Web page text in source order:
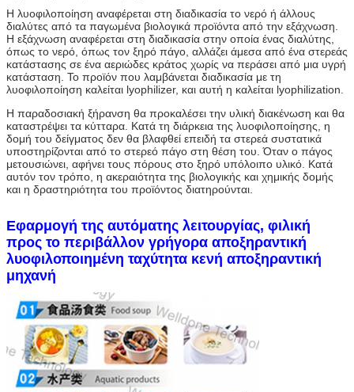
Η λυοφιλοποίηση αναφέρεται στη διαδικασία το νερό ή άλλους
διαλύτες από τα παγωμένα βιολογικά προϊόντα από την εξάχνωση.
Η εξάχνωση αναφέρεται στη διαδικασία στην οποία ένας διαλύτης,
όπως το νερό, όπως τον ξηρό πάγο, αλλάζει άμεσα από ένα στερεάς
κατάστασης σε ένα αεριώδες κράτος χωρίς να περάσει από μια υγρή
κατάσταση. Το προϊόν που λαμβάνεται διαδικασία με τη
λυοφιλοποίηση καλείται lyophilizer, και αυτή η καλείται lyophilization.
Η παραδοσιακή ξήρανση θα προκαλέσει την υλική διακένωση και θα
καταστρέψει τα κύτταρα. Κατά τη διάρκεια της λυοφιλοποίησης, η
δομή του δείγματος δεν θα βλαφθεί επειδή τα στερεά συστατικά
υποστηρίζονται από το στερεό πάγο στη θέση του. Όταν ο πάγος
μετουσιώνει, αφήνει τους πόρους στο ξηρό υπόλοιπο υλικό. Κατά
αυτόν τον τρόπο, η ακεραιότητα της βιολογικής και χημικής δομής
και η δραστηριότητα του προϊόντος διατηρούνται.
Εφαρμογή της αυτόματης λειτουργίας, φιλική
προς το περιβάλλον γρήγορα αποξηραντική
λυοφιλοποιημένη ταχύτητα κενή αποξηραντική
μηχανή